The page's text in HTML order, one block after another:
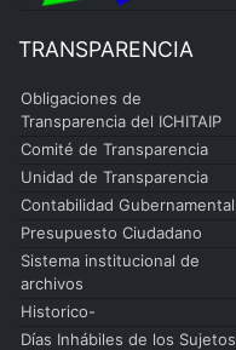
TRANSPARENCIA
Obligaciones de
Transparencia del ICHITAIP
Comité de Transparencia
Unidad de Transparencia
Contabilidad Gubernamental
Presupuesto Ciudadano
Sistema institucional de
archivos
Historico-
Días Inhábiles de los Sujetos